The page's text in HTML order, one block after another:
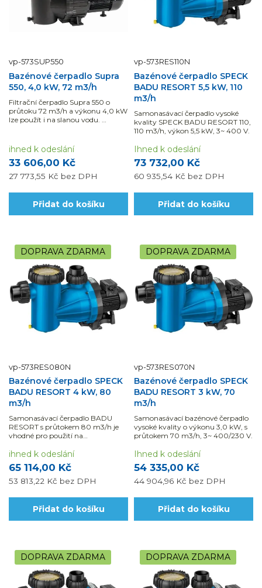
vp-573SUP550
Bazénové čerpadlo Supra
550, 4,0 kW, 72 m3/h
Filtrační čerpadlo Supra 550 o
průtoku 72 m3/h a výkonu 4,0 kW
lze použít i na slanou vodu.
snížené sazbě.
33 606,00 Kč
27 773,55 Kč bez DPH
ihned k odeslání
Přidat do košíku
vp-573RES110N
Bazénové čerpadlo SPECK
BADU RESORT 5,5 kW, 110
m3/h
Samonasávací čerpadlo vysoké
kvality SPECK BADU RESORT 110,
110 m3/h, výkon 5,5 kW, 3~ 400 V.
73 732,00 Kč
60 935,54 Kč bez DPH
Ihned k odeslání
Přidat do košíku
DOPRAVA ZDARMA
vp-573RES080N
Bazénové čerpadlo SPECK
BADU RESORT 4 kW, 80
m3/h
Samonasávací čerpadlo BADU
RESORT s průtokem 80 m3/h je
vhodné pro použití na
provozech.
65 114,00 Kč
53 813,22 Kč bez DPH
ihned k odeslání
Přidat do košíku
DOPRAVA ZDARMA
vp-573RES070N
Bazénové čerpadlo SPECK
BADU RESORT 3 kW, 70
m3/h
Samonasávací bazénové čerpadlo
vysoké kvality o výkonu 3,0 kW, s
průtokem 70 m3/h, 3~ 400/230 V.
54 335,00 Kč
44 904,96 Kč bez DPH
Ihned k odeslání
Přidat do košíku
DOPRAVA ZDARMA DOPRAVA ZDARMA